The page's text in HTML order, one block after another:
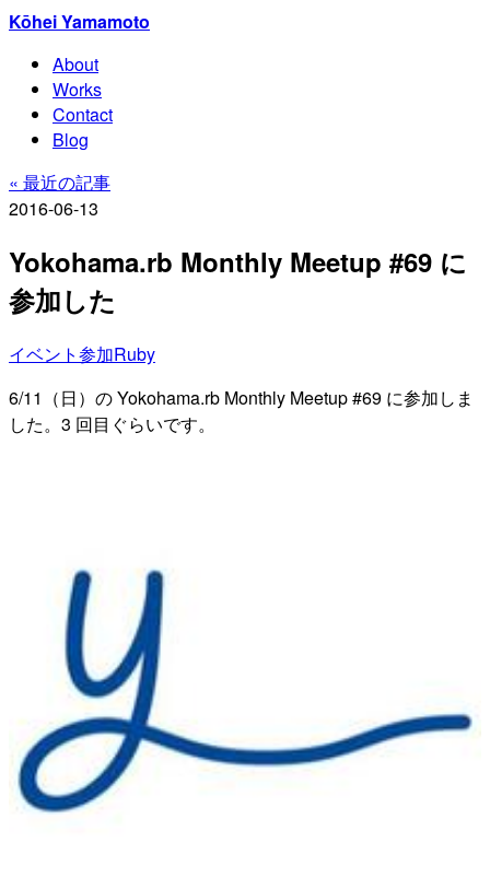
Kōhei Yamamoto
About
Works
Contact
Blog
« 最近の記事
2016-06-13
Yokohama.rb Monthly Meetup #69 に
参加した
イベント参加Ruby
6/11（日）の Yokohama.rb Monthly Meetup #69 に参加しま
した。3 回目ぐらいです。